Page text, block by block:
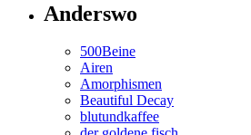
Anderswo
500Beine
Airen
Amorphismen
Beautiful Decay
blutundkaffee